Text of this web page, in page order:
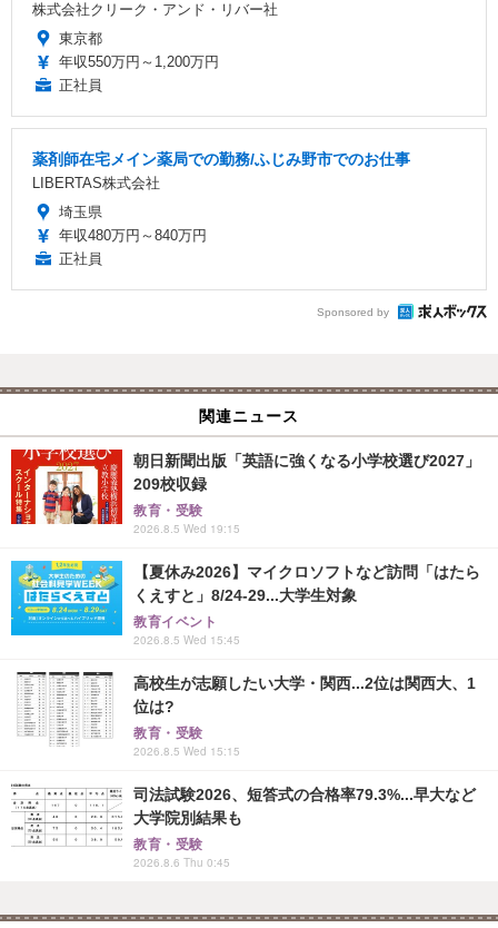
株式会社クリーク・アンド・リバー社
東京都
年収550万円～1,200万円
正社員
薬剤師在宅メイン薬局での勤務/ふじみ野市でのお仕事
LIBERTAS株式会社
埼玉県
年収480万円～840万円
正社員
Sponsored by
関連ニュース
朝日新聞出版「英語に強くなる小学校選び2027」
209校収録
教育・受験
2026.8.5 Wed 19:15
【夏休み2026】マイクロソフトなど訪問「はたら
くえすと」8/24-29...大学生対象
教育イベント
2026.8.5 Wed 15:45
高校生が志願したい大学・関西...2位は関西大、1
位は?
教育・受験
2026.8.5 Wed 15:15
司法試験2026、短答式の合格率79.3%...早大など
大学院別結果も
教育・受験
2026.8.6 Thu 0:45